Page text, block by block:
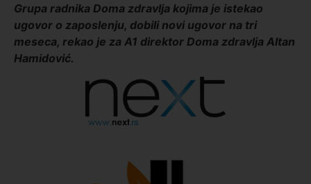
Grupa radnika Doma zdravlja kojima je istekao
ugovor o zaposlenju, dobili novi ugovor na tri
meseca, rekao je za A1 direktor Doma zdravlja Altan
Hamidović.